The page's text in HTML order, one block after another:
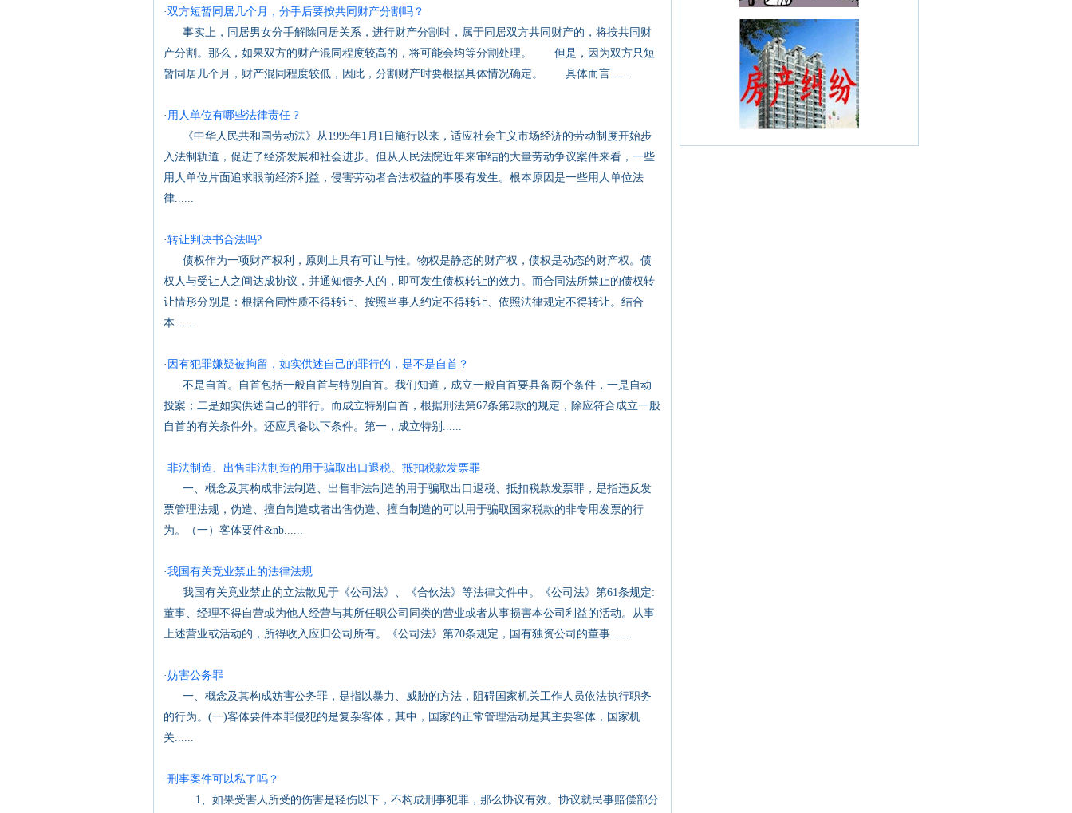
·双方短暂同居几个月，分手后要按共同财产分割吗？
事实上，同居男女分手解除同居关系，进行财产分割时，属于同居双方共同财产的，将按共同财
产分割。那么，如果双方的财产混同程度较高的，将可能会均等分割处理。 但是，因为双方只短
暂同居几个月，财产混同程度较低，因此，分割财产时要根据具体情况确定。 具体而言......
· 用人单位有哪些法律责任？
《中华人民共和国劳动法》从1995年1月1日施行以来，适应社会主义市场经济的劳动制度开始步
入法制轨道，促进了经济发展和社会进步。但从人民法院近年来审结的大量劳动争议案件来看，一些
用人单位片面追求眼前经济利益，侵害劳动者合法权益的事屡有发生。根本原因是一些用人单位法
律......
·转让判决书合法吗?
债权作为一项财产权利，原则上具有可让与性。物权是静态的财产权，债权是动态的财产权。债
权人与受让人之间达成协议，并通知债务人的，即可发生债权转让的效力。而合同法所禁止的债权转
让情形分别是：根据合同性质不得转让、按照当事人约定不得转让、依照法律规定不得转让。结合
本......
· 因有犯罪嫌疑被拘留，如实供述自己的罪行的，是不是自首？
不是自首。自首包括一般自首与特别自首。我们知道，成立一般自首要具备两个条件，一是自动
投案；二是如实供述自己的罪行。而成立特别自首，根据刑法第67条第2款的规定，除应符合成立一般
自首的有关条件外。还应具备以下条件。第一，成立特别......
·非法制造、出售非法制造的用于骗取出口退税、抵扣税款发票罪
一、概念及其构成非法制造、出售非法制造的用于骗取出口退税、抵扣税款发票罪，是指违反发
票管理法规，伪造、擅自制造或者出售伪造、擅自制造的可以用于骗取国家税款的非专用发票的行
为。（一）客体要件&nb......
·我国有关竞业禁止的法律法规
我国有关竟业禁止的立法散见于《公司法》、《合伙法》等法律文件中。《公司法》第61条规定:
董事、经理不得自营或为他人经营与其所任职公司同类的营业或者从事损害本公司利益的活动。从事
上述营业或活动的，所得收入应归公司所有。《公司法》第70条规定，国有独资公司的董事......
·妨害公务罪
一、概念及其构成妨害公务罪，是指以暴力、威胁的方法，阻碍国家机关工作人员依法执行职务
的行为。(一)客体要件本罪侵犯的是复杂客体，其中，国家的正常管理活动是其主要客体，国家机
关......
·刑事案件可以私了吗？
1、如果受害人所受的伤害是轻伤以下，不构成刑事犯罪，那么协议有效。协议就民事赔偿部分